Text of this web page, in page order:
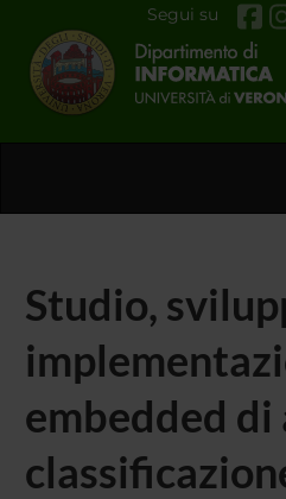
Segui su
Studio,
embedded